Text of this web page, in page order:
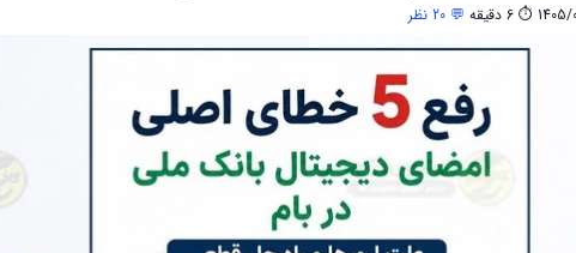
⏱ 6 دقیقه 💬 20 نظر